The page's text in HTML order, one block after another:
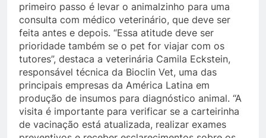
primeiro passo é levar o animalzinho para uma
consulta com médico veterinário, que deve ser
feita antes e depois. “Essa atitude deve ser
prioridade também se o pet for viajar com os
tutores”, destaca a veterinária Camila Eckstein,
responsável técnica da Bioclin Vet, uma das
principais empresas da América Latina em
produção de insumos para diagnóstico animal. “A
visita é importante para verificar se a carteirinha
de vacinação está atualizada, realizar exames